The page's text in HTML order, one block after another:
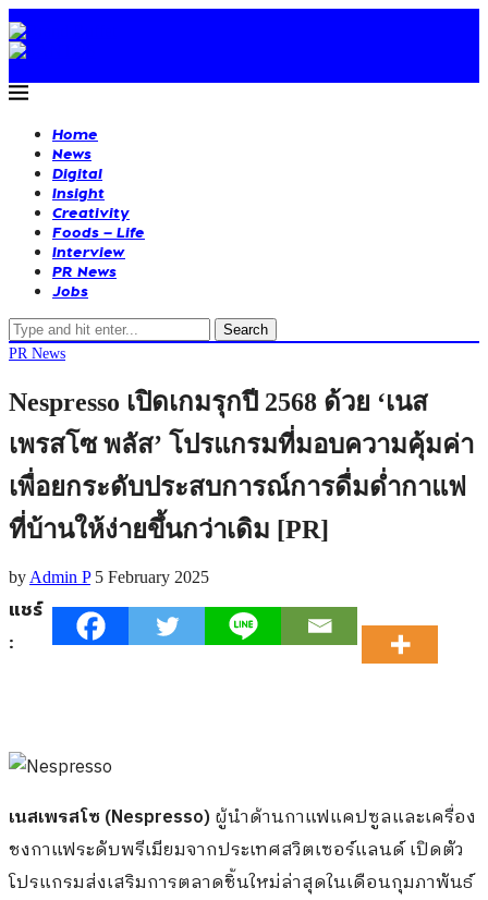
Home
News
Digital
Insight
Creativity
Foods – Life
Interview
PR News
Jobs
Search
PR News
Nespresso เปิดเกมรุกปี 2568 ด้วย ‘เนส
เพรสโซ พลัส’ โปรแกรมที่มอบความคุ้มค่า
เพื่อยกระดับประสบการณ์การดื่มด่ำกาแฟ
ที่บ้านให้ง่ายขึ้นกว่าเดิม [PR]
by Admin P 5 February 2025
แชร์
:
เนสเพรสโซ (Nespresso)ผู้นำด้านกาแฟแคปซูลและเครื่อง
ชงกาแฟระดับพรีเมียมจากประเทศสวิตเซอร์แลนด์ เปิดตัว
โปรแกรมส่งเสริมการตลาดชิ้นใหม่ล่าสุดในเดือนกุมภาพันธ์